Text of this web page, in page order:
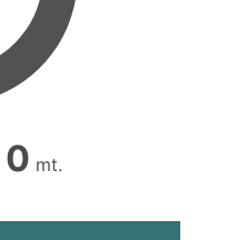
0 mt.